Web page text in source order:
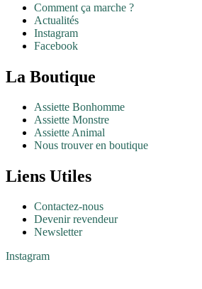
Comment ça marche ?
Actualités
Instagram
Facebook
La Boutique
Assiette Bonhomme
Assiette Monstre
Assiette Animal
Nous trouver en boutique
Liens Utiles
Contactez-nous
Devenir revendeur
Newsletter
Instagram